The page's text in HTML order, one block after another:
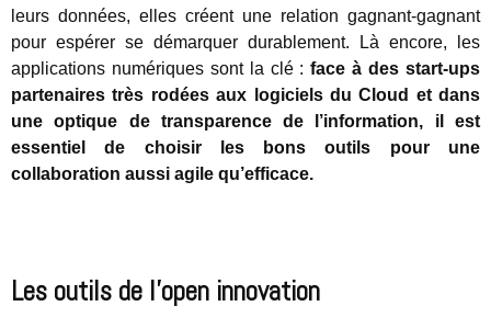
leurs données, elles créent une relation gagnant-gagnant
pour espérer se démarquer durablement. Là encore, les
applications numériques sont la clé :face à des start-ups
partenaires très rodées aux logiciels du Cloud et dans
une optique de transparence de l’information, il est
essentiel de choisir les bons outils pour une
collaboration aussi agile qu’efficace.
Les outils de l’open innovation